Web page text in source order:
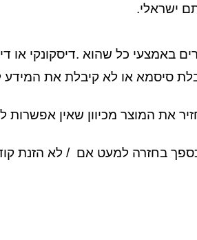
ישראלי.
כל שהוא .דיסקונקי או
או לא קיבלת סיסמא או לא קיבלת את
את המוצר מכיוון שאין
כספך בחזרה למעט אם / לא הזנת